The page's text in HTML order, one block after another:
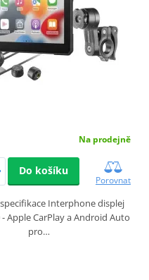
Na prodejně
Do košíku
Porovnat
Interphone displej
- Apple CarPlay a Android Auto
pro…